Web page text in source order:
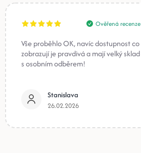
Ověřená recenze
Vše proběhlo OK, navíc dostupnost co
zobrazují je pravdivá a mají velký sklad
s osobním odběrem!
Stanislava
26.02.2026